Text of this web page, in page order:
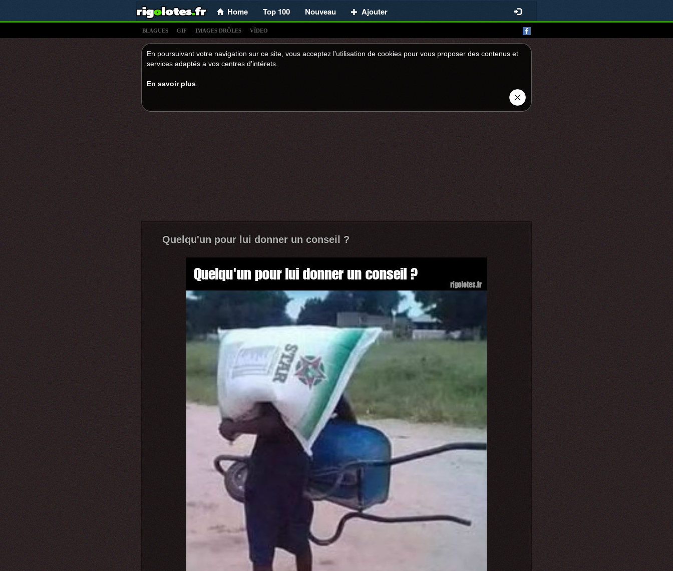
Home Top 100 Nouveau Ajouter
BLAGUES GIF IMAGES DRÔLES VÍDEO
En poursuivant votre navigation sur ce site, vous acceptez l'utilisation de cookies pour vous proposer des contenus et
services adaptés a vos centres d'intérets.
En savoir plus
Quelqu'un pour lui donner un conseil ?